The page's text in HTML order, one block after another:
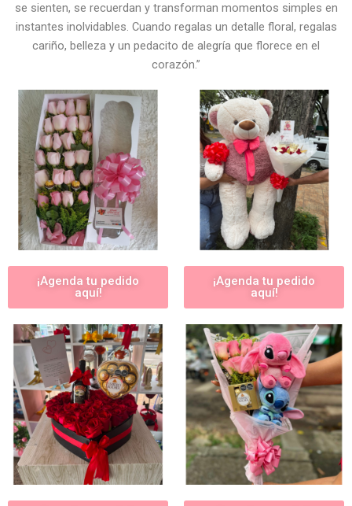
se sienten, se recuerdan y transforman momentos simples en
instantes inolvidables. Cuando regalas un detalle floral, regalas
cariño, belleza y un pedacito de alegría que florece en el
corazón.”
¡Agenda tu pedido
aquí!
¡Agenda tu pedido
aquí!